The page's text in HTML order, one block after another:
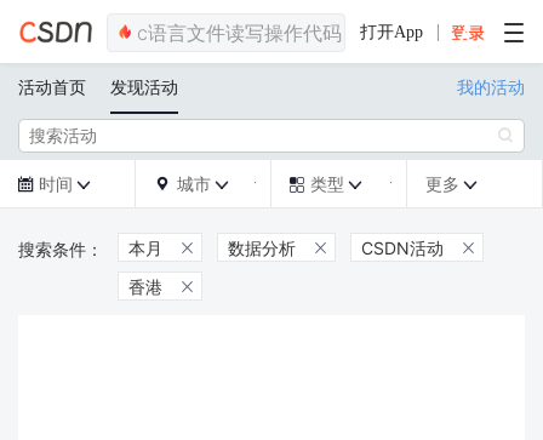
打开App
活动首页 发现活动 我的活动

 时间   城市   类型  更多 
本月  数据分析  CSDN活动 
香港 